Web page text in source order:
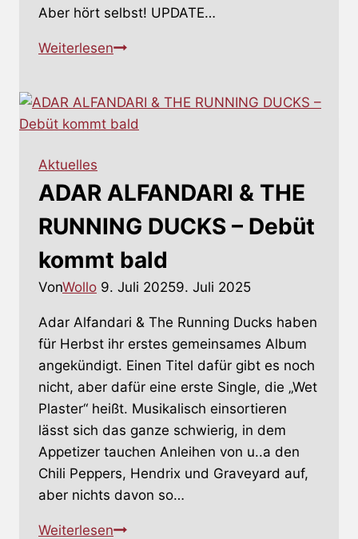
Aber hört selbst! UPDATE…
WeiterlesenDONOTS
plötzlich
SEEED
Aktuelles
ADAR ALFANDARI & THE
RUNNING DUCKS – Debüt
kommt bald
VonWollo 9. Juli 20259. Juli 2025
Adar Alfandari & The Running Ducks haben
für Herbst ihr erstes gemeinsames Album
angekündigt. Einen Titel dafür gibt es noch
nicht, aber dafür eine erste Single, die „Wet
Plaster“ heißt. Musikalisch einsortieren
lässt sich das ganze schwierig, in dem
Appetizer tauchen Anleihen von u..a den
Chili Peppers, Hendrix und Graveyard auf,
aber nichts davon so…
WeiterlesenADAR